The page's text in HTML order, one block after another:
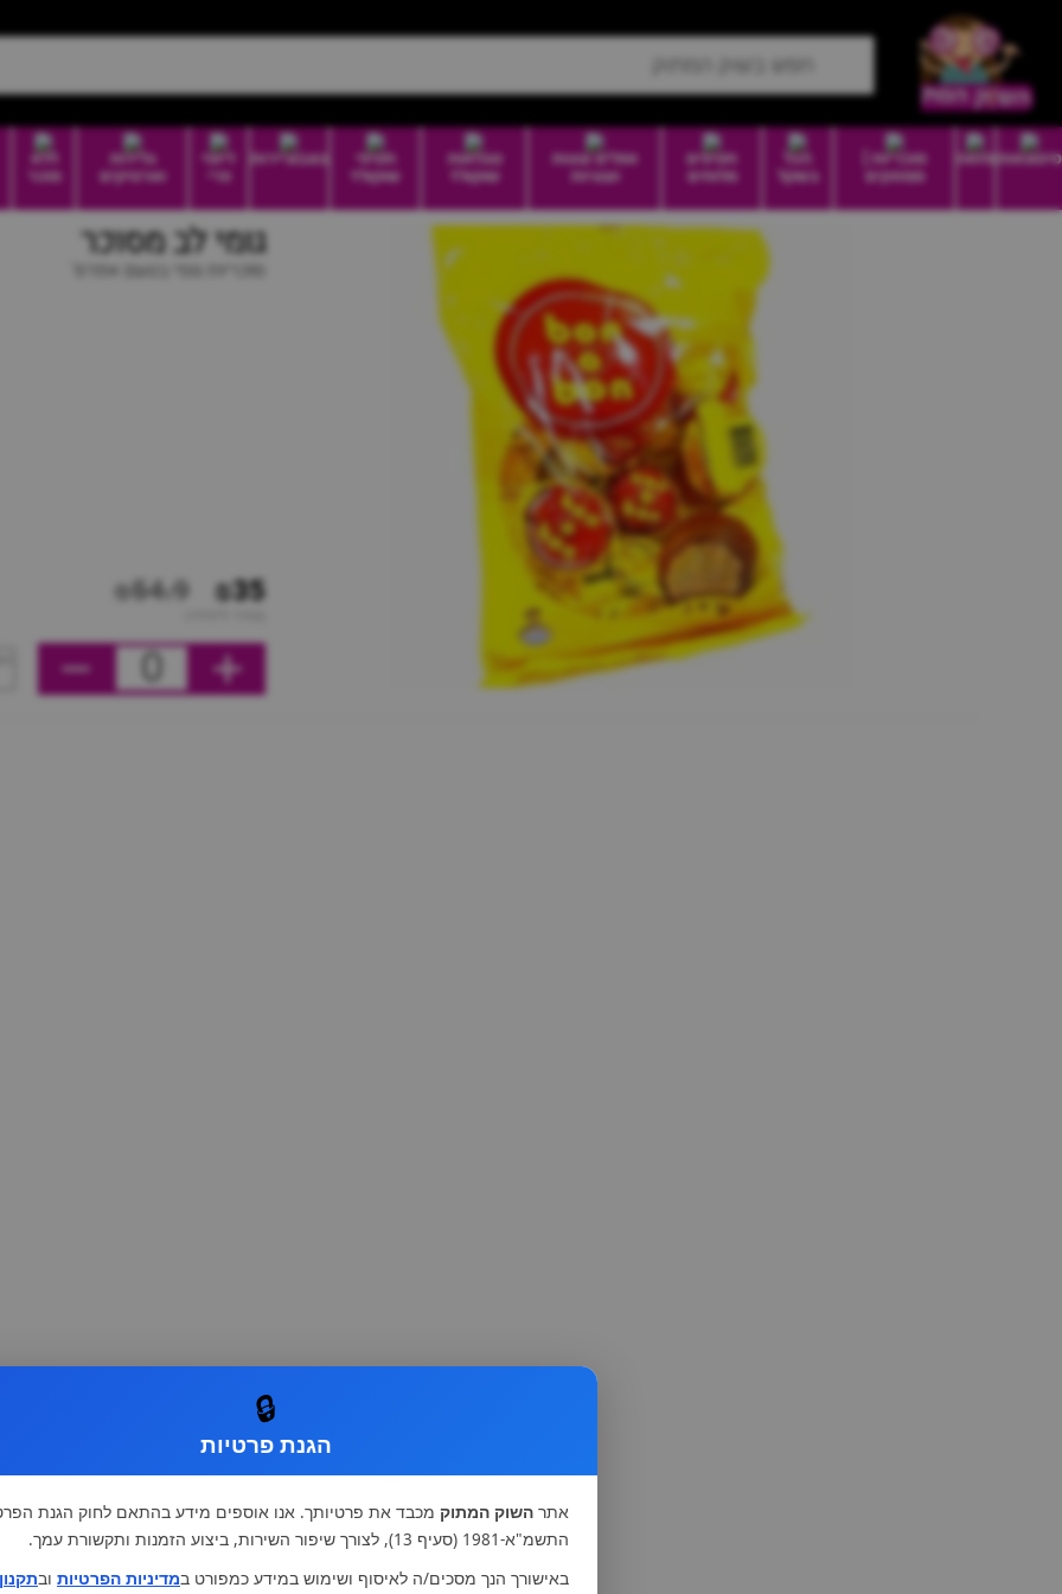
סיטונאותמזווה
סוכריות |
ממתקים
הכל
בשקל
חטיפים
מלוחים
וופלים עוגות
ועוגיות
טבלאות
שוקולד
חטיפי
שוקולד
בונבוניירות
דיוטי
פרי
גלידות
וארטיקים
ללא
סוכר
גומי לב מסוכר
סוכריות גומי בטעם אפרס'
₪35
₪54.9
0
🔒
הגנת פרטיות
אתר השוק המתוק מכבד את פרטיותך. אנו אוספים מידע בהתאם לחוק הגנת
התשמ"א-1981 (סעיף 13), לצורך שיפור השירות, ביצוע הזמנות ותקשורת עמך.
באישורך הנך מסכים/ה לאיסוף ושימוש במידע כמפורט במדיניות הפרטיות ובתקנון